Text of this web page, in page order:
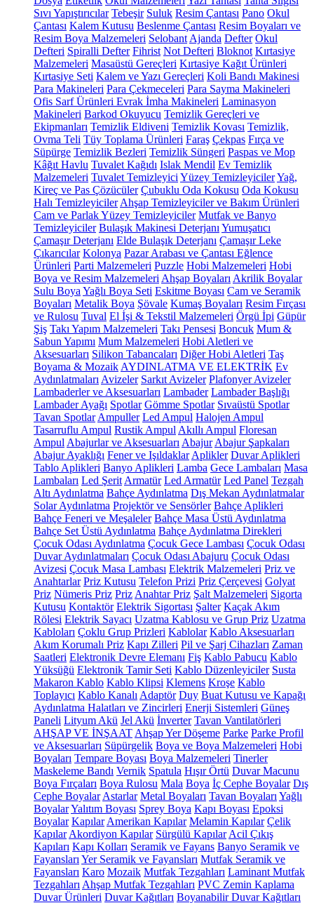
Sıvı Yapıştırıcılar Tebeşir Suluk Resim Çantası Pano Okul
Çantası Kalem Kutusu Beslenme Çantası Resim Boyaları ve
Resim Boya Malzemeleri Selobant Ajanda Defter Okul
Defteri Spiralli Defter Fihrist Not Defteri Bloknot Kırtasiye
Malzemeleri Masaüstü Gereçleri Kırtasiye Kağıt Ürünleri
Kırtasiye Seti Kalem ve Yazı Gereçleri Koli Bandı Makinesi
Para Makineleri Para Çekmeceleri Para Sayma Makineleri
Ofis Sarf Ürünleri Evrak İmha Makineleri Laminasyon
Makineleri Barkod Okuyucu Temizlik Gereçleri ve
Ekipmanları Temizlik Eldiveni Temizlik Kovası Temizlik,
Ovma Teli Tüy Toplama Ürünleri Faraş Çekpas Fırça ve
Süpürge Temizlik Bezleri Temizlik Süngeri Paspas ve Mop
Kâğıt Havlu Tuvalet Kağıdı Islak Mendil Ev Temizlik
Malzemeleri Tuvalet Temizleyici Yüzey TemizleyicilerYağ,
Kireç ve Pas Çözücüler Çubuklu Oda Kokusu Oda Kokusu
Halı Temizleyiciler Ahşap Temizleyiciler ve Bakım Ürünleri
Cam ve Parlak Yüzey Temizleyiciler Mutfak ve Banyo
Temizleyiciler Bulaşık Makinesi Deterjanı Yumuşatıcı
Çamaşır Deterjanı Elde Bulaşık Deterjanı Çamaşır Leke
Çıkarıcılar Kolonya Pazar Arabası ve Çantası Eğlence
Ürünleri Parti Malzemeleri Puzzle Hobi Malzemeleri Hobi
Boya ve Resim Malzemeleri Ahşap Boyaları Akrilik Boyalar
Sulu Boya Yağlı Boya Seti Eskitme Boyası Cam ve Seramik
Boyaları Metalik Boya Şövale Kumaş Boyaları Resim Fırçası
ve Rulosu Tuval El İşi & Tekstil Malzemeleri Örgü İpi Güpür
Şiş Takı Yapım Malzemeleri Takı Pensesi Boncuk Mum &
Sabun Yapımı Mum Malzemeleri Hobi Aletleri ve
Aksesuarları Silikon Tabancaları Diğer Hobi Aletleri Taş
Boyama & Mozaik AYDINLATMA VE ELEKTRİK Ev
Aydınlatmaları Avizeler Sarkıt Avizeler Plafonyer Avizeler
Lambaderler ve Aksesuarları Lambader Lambader Başlığı
Lambader Ayağı Spotlar Gömme Spotlar Sıvaüstü Spotlar
Tavan Spotlar Ampuller Led Ampul Halojen Ampul
Tasarruflu Ampul Rustik Ampul Akıllı Ampul Floresan
Ampul Abajurlar ve Aksesuarları Abajur Abajur Şapkaları
Abajur Ayaklığı Fener ve Işıldaklar Aplikler Duvar Aplikleri
Tablo Aplikleri Banyo Aplikleri Lamba Gece Lambaları Masa
Lambaları Led Şerit Armatür Led Armatür Led Panel Tezgah
Altı Aydınlatma Bahçe Aydınlatma Dış Mekan Aydınlatmalar
Solar Aydınlatma Projektör ve Sensörler Bahçe Aplikleri
Bahçe Feneri ve Meşaleler Bahçe Masa Üstü Aydınlatma
Bahçe Set Üstü Aydınlatma Bahçe Aydınlatma Direkleri
Çocuk Odası Aydınlatma Çocuk Gece Lambası Çocuk Odası
Duvar Aydınlatmaları Çocuk Odası Abajuru Çocuk Odası
Avizesi Çocuk Masa Lambası Elektrik Malzemeleri Priz ve
Anahtarlar Priz Kutusu Telefon Prizi Priz Çerçevesi Golyat
Priz Nümeris Priz Priz Anahtar Priz Şalt Malzemeleri Sigorta
Kutusu Kontaktör Elektrik Sigortası Şalter Kaçak Akım
Rölesi Elektrik Sayacı Uzatma Kablosu ve Grup Priz Uzatma
Kabloları Çoklu Grup Prizleri Kablolar Kablo Aksesuarları
Akım Korumalı Priz Kapı Zilleri Pil ve Şarj Cihazları Zaman
Saatleri Elektronik Devre Elemanı Fiş Kablo Pabucu Kablo
Yüksüğü Elektronik Tamir Seti Kablo Düzenleyiciler Susta
Makaron Kablo Kablo Klipsi Klemens Kroşe Kablo
Toplayıcı Kablo Kanalı Adaptör Duy Buat Kutusu ve Kapağı
Aydınlatma Halatları ve Zincirleri Enerji Sistemleri Güneş
Paneli Lityum Akü Jel Akü İnverter Tavan Vantilatörleri
AHŞAP VE İNŞAAT Ahşap Yer Döşeme Parke Parke Profil
ve Aksesuarları Süpürgelik Boya ve Boya Malzemeleri Hobi
Boyaları Tempare Boyası Boya Malzemeleri Tinerler
Maskeleme Bandı Vernik Spatula Hışır Örtü Duvar Macunu
Boya Fırçaları Boya Rulosu Mala Boya İç Cephe Boyalar Dış
Cephe Boyalar Astarlar Metal Boyaları Tavan Boyaları Yağlı
BoyalarYalıtım Boyası Sprey Boya Kapı Boyası Epoksi
Boyalar Kapılar Amerikan Kapılar Melamin Kapılar Çelik
Kapılar Akordiyon Kapılar Sürgülü Kapılar Acil Çıkış
Kapıları Kapı Kolları Seramik ve Fayans Banyo Seramik ve
Fayansları Yer Seramik ve Fayansları Mutfak Seramik ve
Fayansları Karo Mozaik Mutfak Tezgahları Laminant Mutfak
Tezgahları Ahşap Mutfak Tezgahları PVC Zemin Kaplama
Duvar Ürünleri Duvar Kağıtları Boyanabilir Duvar Kağıtları